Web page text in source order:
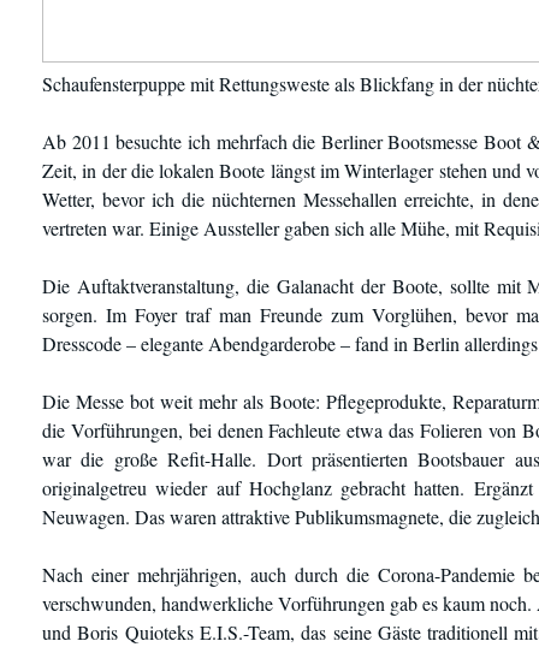
Schaufensterpuppe mit Rettungsweste als Blickfang in der
Ab 2011 besuchte ich mehrfach die Berliner Bootsmesse Boot
Zeit, in der die lokalen Boote längst im Winterlager stehen und
Wetter, bevor ich die nüchternen Messehallen erreichte, in
vertreten war. Einige Aussteller gaben sich alle Mühe, mit
Die Auftaktveranstaltung, die Galanacht der Boote, sollte mit
sorgen. Im Foyer traf man Freunde zum Vorglühen, bevor
Dresscode – elegante Abendgarderobe – fand in Berlin
Die Messe bot weit mehr als Boote: Pflegeprodukte,
die Vorführungen, bei denen Fachleute etwa das Folieren von
war die große Refit-Halle. Dort präsentierten Bootsbauer
originalgetreu wieder auf Hochglanz gebracht hatten.
Neuwagen. Das waren attraktive Publikumsmagnete, die
Nach einer mehrjährigen, auch durch die Corona-Pandemie
verschwunden, handwerkliche Vorführungen gab es kaum
und Boris Quioteks E.I.S.-Team, das seine Gäste traditionell